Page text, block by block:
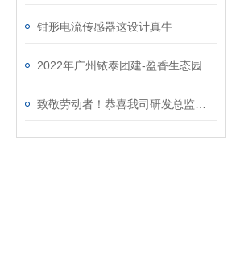
钳形电流传感器这设计真牛